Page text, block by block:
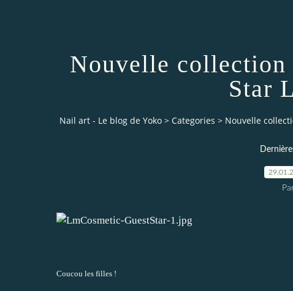
Nouvelle collection
Star
Nail art - Le blog de Yoko > Categories > Nouvelle
Coucou les filles !